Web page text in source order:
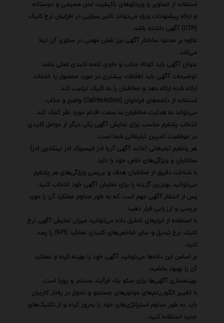
استفاده از تصاویر و ویدئوهای باکیفیت لحن صمیمی و دوستانه
و ارائه پیشنهادات ویژه می‌تواند تاثیر بسزایی در افزایش نرخ کلیک
(CTR) آگهی داشته باشد.
علاوه بر محتوا ساختار آگهی نیز نقش مهمی در سئوی آن ایفا
می‌کند.
عنوان آگهی باید کوتاه جذاب و حاوی کلمه کلیدی اصلی باشد.
توضیحات آگهی باید اطلاعات بیشتری در مورد محصول یا خدمات
ارائه شده ارائه دهد و مخاطبان را به کلیک ترغیب کند.
استفاده از دکمه‌های فراخوان (Call-to-Action) واضح و جذاب
می‌تواند به هدایت مخاطبان به سمت اقدام مورد نظر کمک کند.
انتخاب پلتفرم مناسب برای نمایش آگهی یکی دیگر از عوامل کلیدی
در موفقیت کمپین تبلیغاتی شما است.
هر پلتفرم تبلیغاتی (مانند آگهی آریا ادز فیسبوک ادز لینکدین ادز)
مخاطبان و ویژگی‌های خاص خود را دارد.
با شناخت دقیق از مخاطبان هدف و بررسی ویژگی‌های هر پلتفرم
می‌توانید بهترین گزینه را برای نمایش آگهی خود انتخاب کنید.
پس از انتشار آگهی مهم است که به طور مداوم عملکرد آن را مورد
بررسی و ارزیابی قرار دهید.
با استفاده از ابزارهای تحلیل داده می‌توانید میزان نمایش آگهی نرخ
کلیک نرخ تبدیل و سایر شاخص‌های کلیدی عملکرد (KPI) را رصد
کنید.
بر اساس این داده‌ها می‌توانید آگهی خود را بهینه کرده و عملکرد
آن را بهبود بخشید.
بهینه‌سازی آگهی‌ها برای سئو یک فرآیند مستمر و پویا است.
با تغییر الگوریتم‌های موتورهای جستجو و تحول در رفتار کاربران
باید به طور مداوم استراتژی‌های خود را به‌روز کرده و از تکنیک‌های
جدید استفاده کنید.